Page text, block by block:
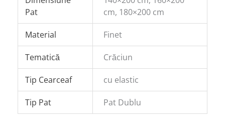
Pat
cm, 180×200 cm
Material Finet
Tematică Crăciun
Tip Cearceaf cu elastic
Tip Pat Pat Dublu